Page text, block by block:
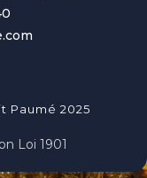
Paumé 2025
Loi 1901